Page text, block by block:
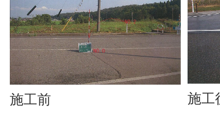
施工前 施工